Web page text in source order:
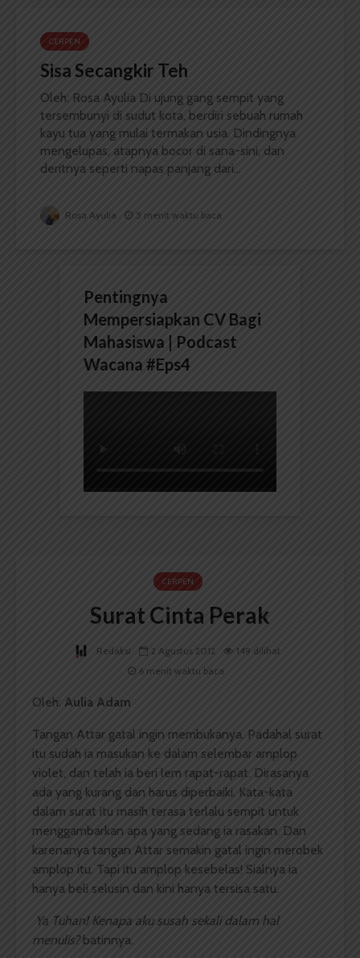
CERPEN
Sisa Secangkir Teh
Oleh: Rosa Ayulia Di ujung gang sempit yang
tersembunyi di sudut kota, berdiri sebuah rumah
kayu tua yang mulai termakan usia. Dindingnya
mengelupas, atapnya bocor di sana-sini, dan
deritnya seperti napas panjang dari...
Rosa Ayulia 5 menit waktu baca
Pentingnya
Mempersiapkan CV Bagi
Mahasiswa | Podcast
Wacana #Eps4
CERPEN
Surat Cinta Perak
Redaksi 2 Agustus 2012
149 dilihat
6 menit waktu baca
Oleh: Aulia Adam
Tangan Attar gatal ingin membukanya. Padahal surat
itu sudah ia masukan ke dalam selembar amplop
violet, dan telah ia beri lem rapat-rapat. Dirasanya
ada yang kurang dan harus diperbaiki. Kata-kata
dalam surat itu masih terasa terlalu sempit untuk
menggambarkan apa yang sedang ia rasakan. Dan
karenanya tangan Attar semakin gatal ingin merobek
amplop itu. Tapi itu amplop kesebelas! Sialnya ia
hanya beli selusin dan kini hanya tersisa satu.
Ya Tuhan! Kenapa aku susah sekali dalam hal
menulis? batinnya.